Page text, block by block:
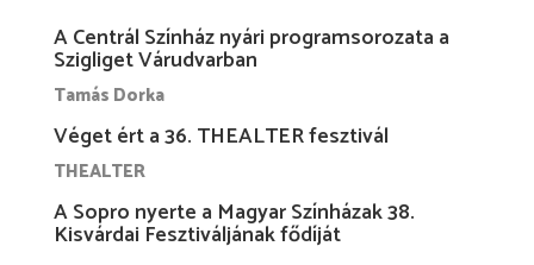
A Centrál Színház nyári programsorozata a
Szigliget Várudvarban
Tamás Dorka
Véget ért a 36. THEALTER fesztivál
THEALTER
A Sopro nyerte a Magyar Színházak 38.
Kisvárdai Fesztiváljának fődíját